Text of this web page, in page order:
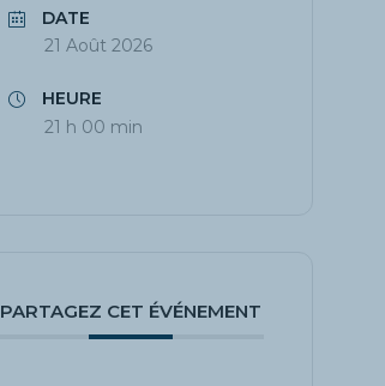
DATE
21 Août 2026
HEURE
21 h 00 min
PARTAGEZ CET ÉVÉNEMENT